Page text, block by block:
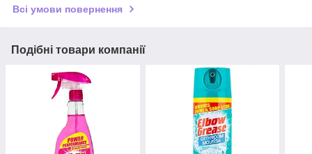
Всі умови повернення
Подібні товари компанії